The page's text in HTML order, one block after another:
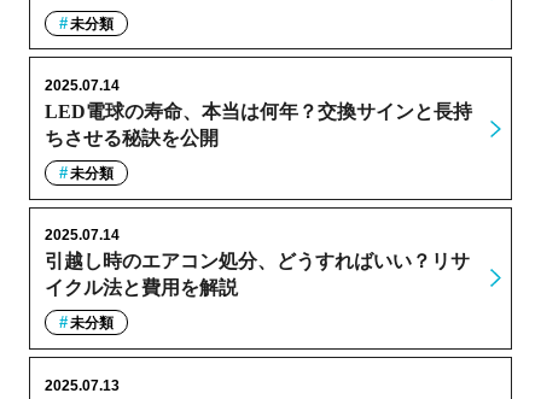
未分類
LED電球の寿命、本当は何年？交換サインと長持
ちさせる秘訣を公開
2025.07.14
未分類
引越し時のエアコン処分、どうすればいい？リサ
イクル法と費用を解説
2025.07.14
未分類
2025.07.13